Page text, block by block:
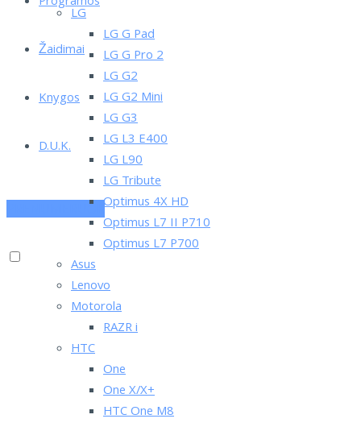
Žaidimai
Knygos
D.U.K.
PRENUMERUOK
LG
LG G Pad
LG G Pro 2
LG G2
LG G2 Mini
LG G3
LG L3 E400
LG L90
LG Tribute
Optimus 4X HD
Optimus L7 II P710
Optimus L7 P700
Asus
Lenovo
Motorola
RAZR i
HTC
One
One X/X+
HTC One M8